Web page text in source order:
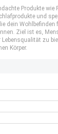
Produkte wie
und
dein
Ziel ist es,
zu
Körper.